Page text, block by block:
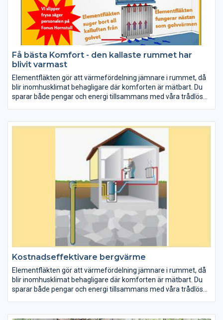
Få bästa Komfort - den kallaste rummet har
blivit varmast
Elementfläkten gör att värmefördelning jämnare i rummet, då
blir inomhusklimat behagligare där komforten är mätbart. Du
sparar både pengar och energi tillsammans med våra trådlösa
Kostnadseffektivare bergvärme
Elementfläkten gör att värmefördelning jämnare i rummet, då
blir inomhusklimat behagligare där komforten är mätbart. Du
sparar både pengar och energi tillsammans med våra trådlösa